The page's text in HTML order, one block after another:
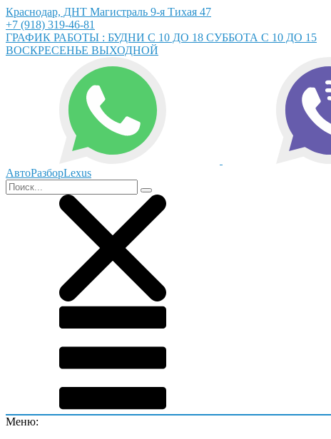
Краснодар, ДНТ Магистраль 9-я Тихая 47
+7 (918) 319-46-81
ГРАФИК РАБОТЫ : БУДНИ С 10 ДО 18 СУББОТА С 10 ДО 15
ВОСКРЕСЕНЬЕ ВЫХОДНОЙ
АвтоРазборLexus
Меню: